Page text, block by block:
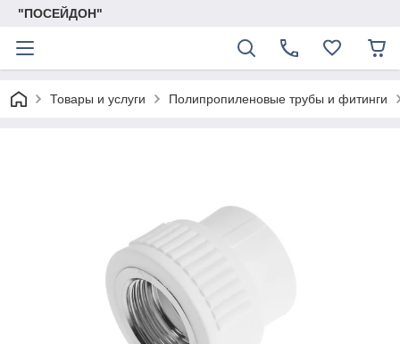
"ПОСЕЙДОН"
Товары и услуги Полипропиленовые трубы и фитинги